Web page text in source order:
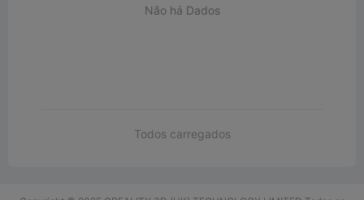
Não há Dados
Todos carregados